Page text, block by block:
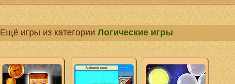
Ещё игры из категории Логические игры